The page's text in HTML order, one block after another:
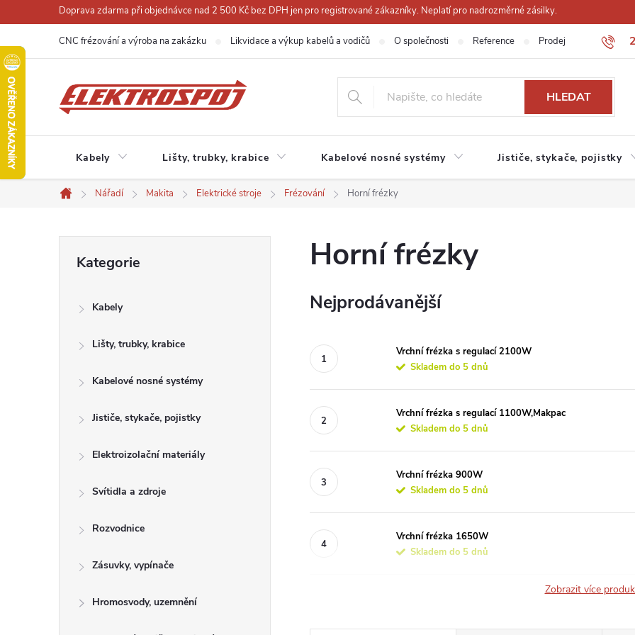
na
obsah
Doprava zdarma při objednávce nad 2 500 Kč bez DPH jen pro registrované zákazníky. Neplatí pro nadrozměrné zásilky.
CNC frézování a výroba na zakázku Likvidace a výkup kabelů a vodičů O společnosti Reference Prodejna
HLEDAT
Kabely Lišty, trubky, krabice Kabelové nosné systémy Jističe, stykače, pojistky
Domů
Nářadí Makita Elektrické stroje Frézování Horní frézky
kategorie
Kategorie
Kabely
Lišty, trubky, krabice
Kabelové nosné systémy
Jističe, stykače, pojistky
Elektroizolační materiály
Svítidla a zdroje
Rozvodnice
Zásuvky, vypínače
Hromosvody, uzemnění
Horní frézky
Nejprodávanější
Vrchní frézka s regulací 2100W
Skladem do 5 dnů
Vrchní frézka s regulací 1100W,Makpac
Skladem do 5 dnů
Vrchní frézka 900W
Skladem do 5 dnů
Vrchní frézka 1650W
Skladem do 5 dnů
Zobrazit více